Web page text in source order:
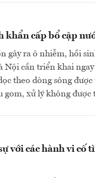
cấp bổ cập
gây ra ô nhiễm, hồi
Nội cần triển khai
theo dòng sông
gom, xử lý không được
với các hành vi cố